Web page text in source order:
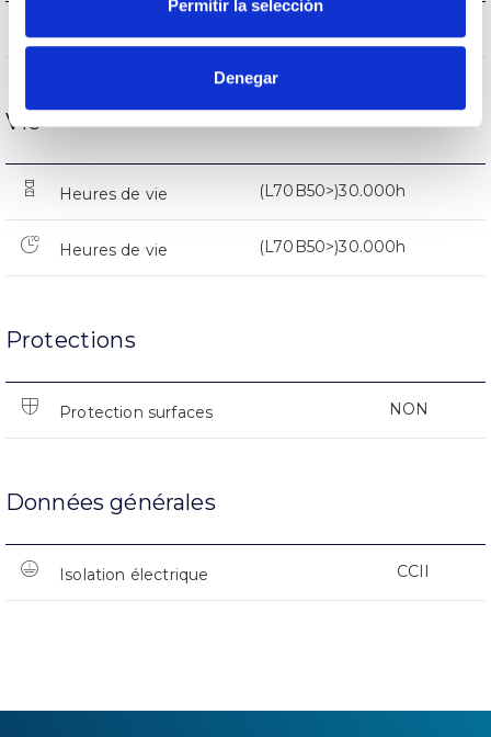
Permitir la selección
Denegar
Vie
Heures de vie (L70B50>)30.000h
Heures de vie (L70B50>)30.000h
Protections
Protection surfaces NON
Données générales
Isolation électrique CCII